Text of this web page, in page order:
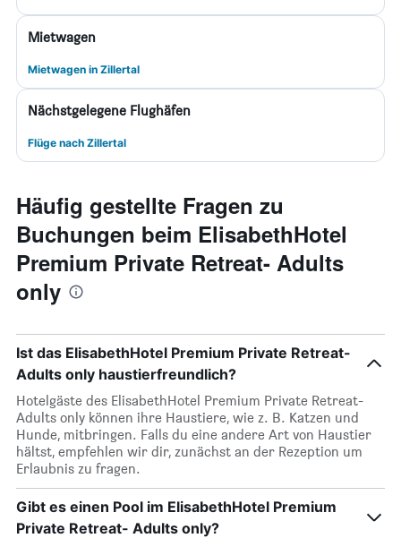
Mietwagen
Mietwagen in Zillertal
Nächstgelegene Flughäfen
Flüge nach Zillertal
Häufig gestellte Fragen zu
Buchungen beim ElisabethHotel
Premium Private Retreat- Adults
only
Ist das ElisabethHotel Premium Private Retreat-
Adults only haustierfreundlich?
Hotelgäste des ElisabethHotel Premium Private Retreat-
Adults only können ihre Haustiere, wie z. B. Katzen und
Hunde, mitbringen. Falls du eine andere Art von Haustier
hältst, empfehlen wir dir, zunächst an der Rezeption um
Erlaubnis zu fragen.
Gibt es einen Pool im ElisabethHotel Premium
Private Retreat- Adults only?